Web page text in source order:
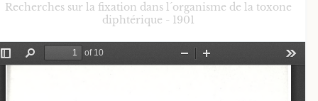
Recherches sur la fixation dans l´organisme de la toxone
diphtérique - 1901